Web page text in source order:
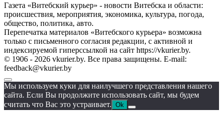
Газета «Витебский курьер» - новости Витебска и области:
происшествия, мероприятия, экономика, культура, погода,
общество, политика, авто.
Перепечатка материалов «Витебского курьера» возможна
только с письменного согласия редакции, с активной и
индексируемой гиперссылкой на сайт https://vkurier.by.
© 1906 - 2026 vkurier.by. Все права защищены. E-mail:
feedback@vkurier.by
Мы используем куки для наилучшего представления нашего
сайта. Если Вы продолжите использовать сайт, мы будем
считать что Вас это устраивает. Ok